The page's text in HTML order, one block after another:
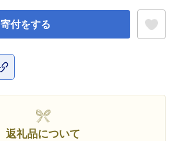
寄付をする
返礼品について